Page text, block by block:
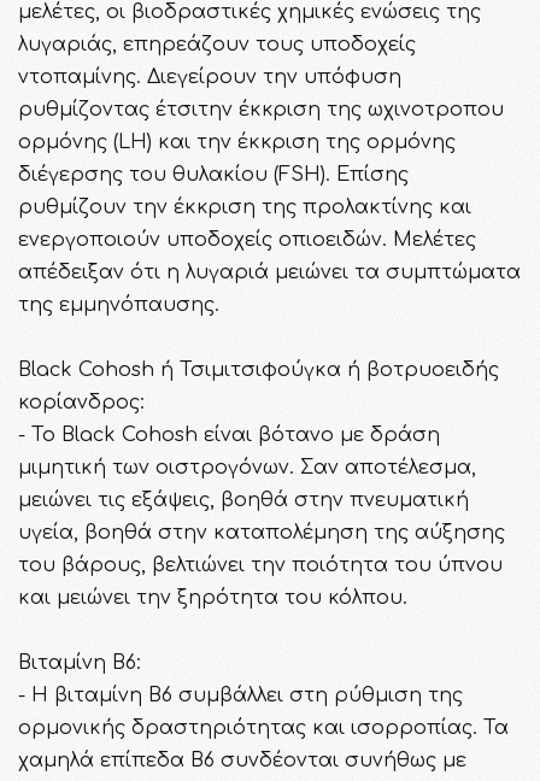
μελέτες, οι βιοδραστικές χημικές ενώσεις της
λυγαριάς, επηρεάζουν τους υποδοχείς
ντοπαμίνης. Διεγείρουν την υπόφυση
ρυθμίζοντας έτσιτην έκκριση της ωχινοτροπου
ορμόνης (LH) και την έκκριση της ορμόνης
διέγερσης του θυλακίου (FSH). Επίσης
ρυθμίζουν την έκκριση της προλακτίνης και
ενεργοποιούν υποδοχείς οπιοειδών. Μελέτες
απέδειξαν ότι η λυγαριά μειώνει τα συμπτώματα
της εμμηνόπαυσης.
Black Cohosh ή Τσιμιτσιφούγκα ή βοτρυοειδής
κορίανδρος:
- Το Black Cohosh είναι βότανο με δράση
μιμητική των οιστρογόνων. Σαν αποτέλεσμα,
μειώνει τις εξάψεις, βοηθά στην πνευματική
υγεία, βοηθά στην καταπολέμηση της αύξησης
του βάρους, βελτιώνει την ποιότητα του ύπνου
και μειώνει την ξηρότητα του κόλπου.
Βιταμίνη Β6:
- Η βιταμίνη Β6 συμβάλλει στη ρύθμιση της
ορμονικής δραστηριότητας και ισορροπίας. Τα
χαμηλά επίπεδα B6 συνδέονται συνήθως με